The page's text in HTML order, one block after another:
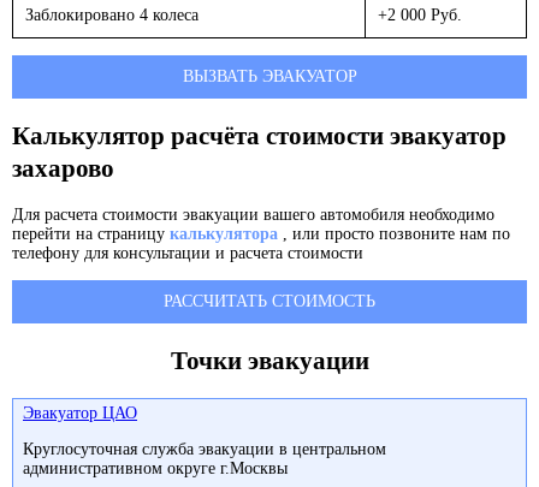
Заблокировано 4 колеса +2 000 Руб.
ВЫЗВАТЬ ЭВАКУАТОР
Калькулятор расчёта стоимости эвакуатор
захарово
Для расчета стоимости эвакуации вашего автомобиля необходимо
перейти на страницу калькулятора , или просто позвоните нам по
телефону для консультации и расчета стоимости
РАССЧИТАТЬ СТОИМОСТЬ
Точки эвакуации
Эвакуатор ЦАО
Круглосуточная служба эвакуации в центральном
административном округе г.Москвы